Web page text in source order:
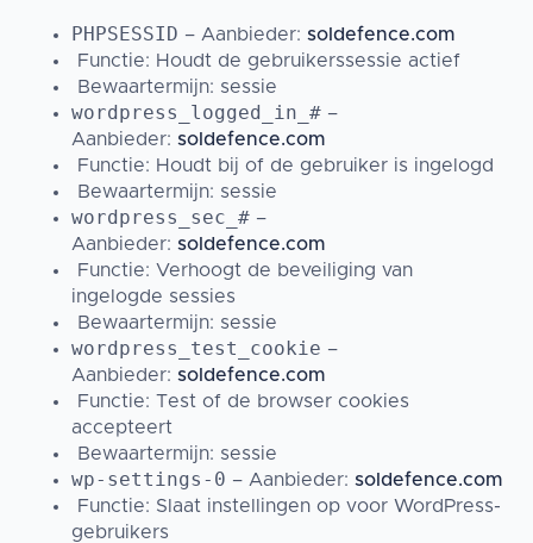
PHPSESSID – Aanbieder: soldefence.com
Functie: Houdt de gebruikerssessie actief
Bewaartermijn: sessie
wordpress_logged_in_# –
Aanbieder: soldefence.com
Functie: Houdt bij of de gebruiker is ingelogd
Bewaartermijn: sessie
wordpress_sec_# –
Aanbieder: soldefence.com
Functie: Verhoogt de beveiliging van
ingelogde sessies
Bewaartermijn: sessie
wordpress_test_cookie –
Aanbieder: soldefence.com
Functie: Test of de browser cookies
accepteert
Bewaartermijn: sessie
wp-settings-0 – Aanbieder: soldefence.com
Functie: Slaat instellingen op voor WordPress-
gebruikers